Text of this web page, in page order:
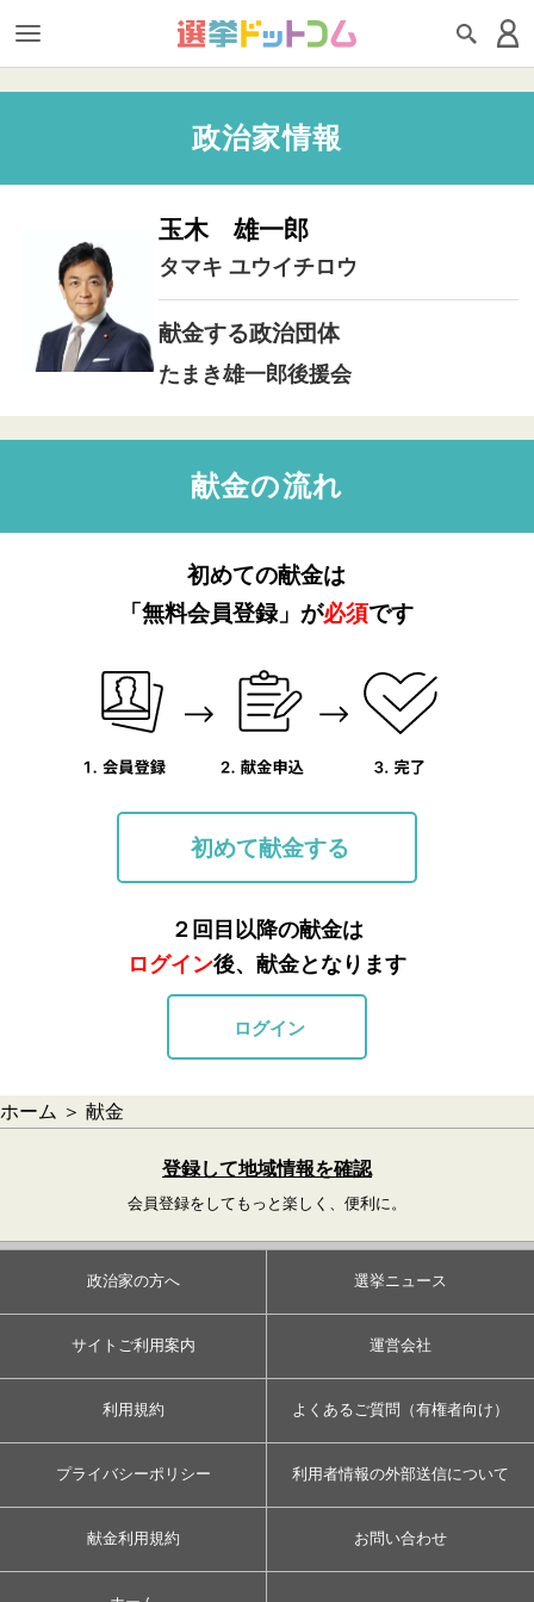
政治家情報
玉木 雄一郎
タマキ ユウイチロウ
献金する政治団体
たまき雄一郎後援会
献金の流れ
初めての献金は
「無料会員登録」が必須です
初めて献金する
２回目以降の献金は
ログイン後、献金となります
ログイン
ホーム ＞ 献金
登録して地域情報を確認
会員登録をしてもっと楽しく、便利に。
政治家の方へ 選挙ニュース
サイトご利用案内 運営会社
利用規約 よくあるご質問（有権者向け）
プライバシーポリシー 利用者情報の外部送信について
献金利用規約 お問い合わせ